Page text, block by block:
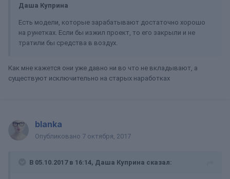
Даша Куприна
Есть модели, которые зарабатывают достаточно хорошо
на рунетках. Если бы изжил проект, то его закрыли и не
тратили бы средства в воздух.
Как мне кажется они уже давно ни во что не вкладывают, а
существуют исключительно на старых наработках
blanka
Опубликовано 7 октября, 2017
В 05.10.2017 в 16:14, Даша Куприна сказал: